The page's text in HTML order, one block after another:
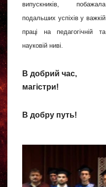
випускників, побажала
подальших успіхів у важкій
праці на педагогічній та
науковій ниві.
В добрий час,
магістри!
В добру путь!